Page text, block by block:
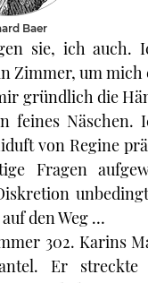
Baer
sie, ich auch.
Zimmer, um
gründlich die
feines Näschen.
von Regine
Fragen
den Weg …
302. Karins
Er